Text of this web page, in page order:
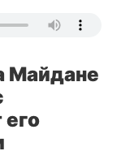
Майдане